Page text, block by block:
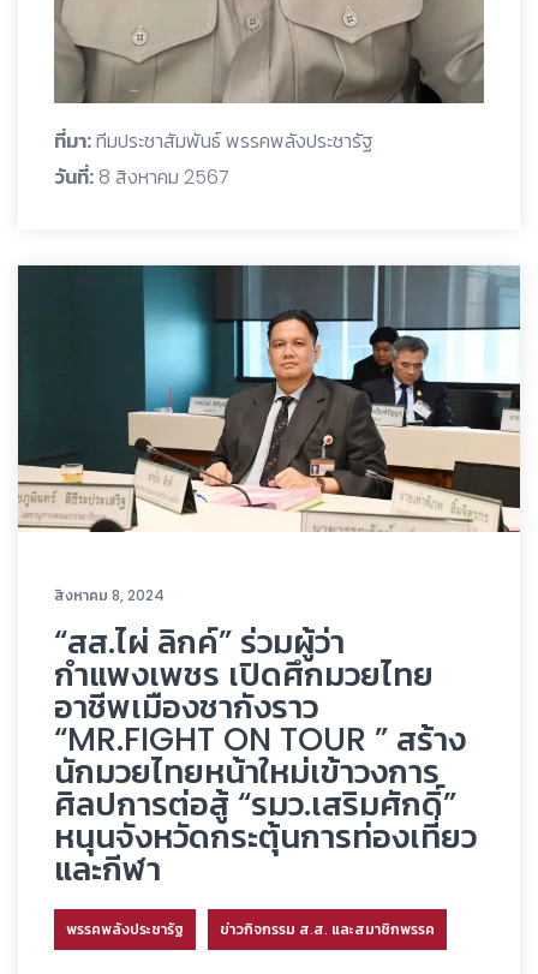
ที่มา:ทีมประชาสัมพันธ์ พรรคพลังประชารัฐ
วันที่: 8 สิงหาคม 2567
สิงหาคม 8, 2024
“สส.ไผ่ ลิกค์” ร่วมผู้ว่า
กำแพงเพชร เปิดศึกมวยไทย
อาชีพเมืองชากังราว
“MR.FIGHT ON TOUR ” สร้าง
นักมวยไทยหน้าใหม่เข้าวงการ
ศิลปการต่อสู้ “รมว.เสริมศักดิ์”
หนุนจังหวัดกระตุ้นการท่องเที่ยว
และกีฬา
พรรคพลังประชารัฐ ข่าวกิจกรรม ส.ส. และสมาชิกพรรค